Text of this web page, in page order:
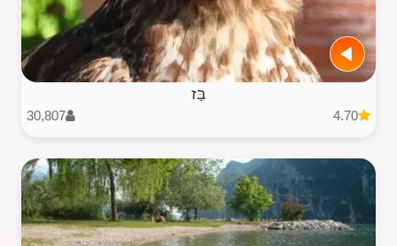
בַּז
4.70
30,807